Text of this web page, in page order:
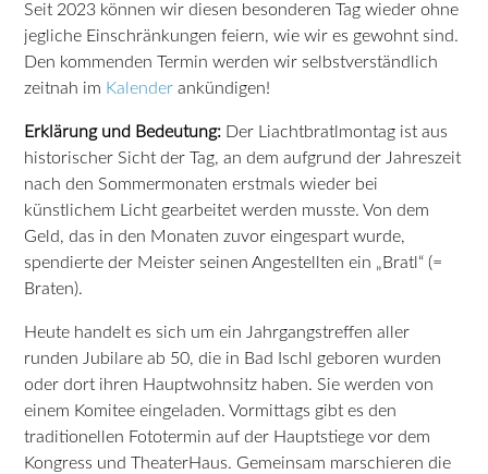
Seit 2023 können wir diesen besonderen Tag wieder ohne
jegliche Einschränkungen feiern, wie wir es gewohnt sind.
Den kommenden Termin werden wir selbstverständlich
zeitnah im Kalender ankündigen!
Erklärung und Bedeutung: Der Liachtbratlmontag ist aus
historischer Sicht der Tag, an dem aufgrund der Jahreszeit
nach den Sommermonaten erstmals wieder bei
künstlichem Licht gearbeitet werden musste. Von dem
Geld, das in den Monaten zuvor eingespart wurde,
spendierte der Meister seinen Angestellten ein „Bratl“ (=
Braten).
Heute handelt es sich um ein Jahrgangstreffen aller
runden Jubilare ab 50, die in Bad Ischl geboren wurden
oder dort ihren Hauptwohnsitz haben. Sie werden von
einem Komitee eingeladen. Vormittags gibt es den
traditionellen Fototermin auf der Hauptstiege vor dem
Kongress und TheaterHaus. Gemeinsam marschieren die